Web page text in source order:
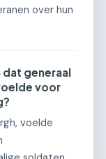
over hun
generaal
voor
voelde